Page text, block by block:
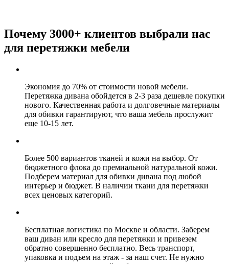
Почему 3000+ клиентов выбрали нас
для перетяжки мебели
Экономия до 70% от стоимости новой мебели.
Перетяжка дивана обойдется в 2-3 раза дешевле покупки
нового. Качественная работа и долговечные материалы
для обивки гарантируют, что ваша мебель прослужит
еще 10-15 лет.
Более 500 вариантов тканей и кожи на выбор. От
бюджетного флока до премиальной натуральной кожи.
Подберем материал для обивки дивана под любой
интерьер и бюджет. В наличии ткани для перетяжки
всех ценовых категорий.
Бесплатная логистика по Москве и области. Заберем
ваш диван или кресло для перетяжки и привезем
обратно совершенно бесплатно. Весь транспорт,
упаковка и подъем на этаж - за наш счет. Не нужно